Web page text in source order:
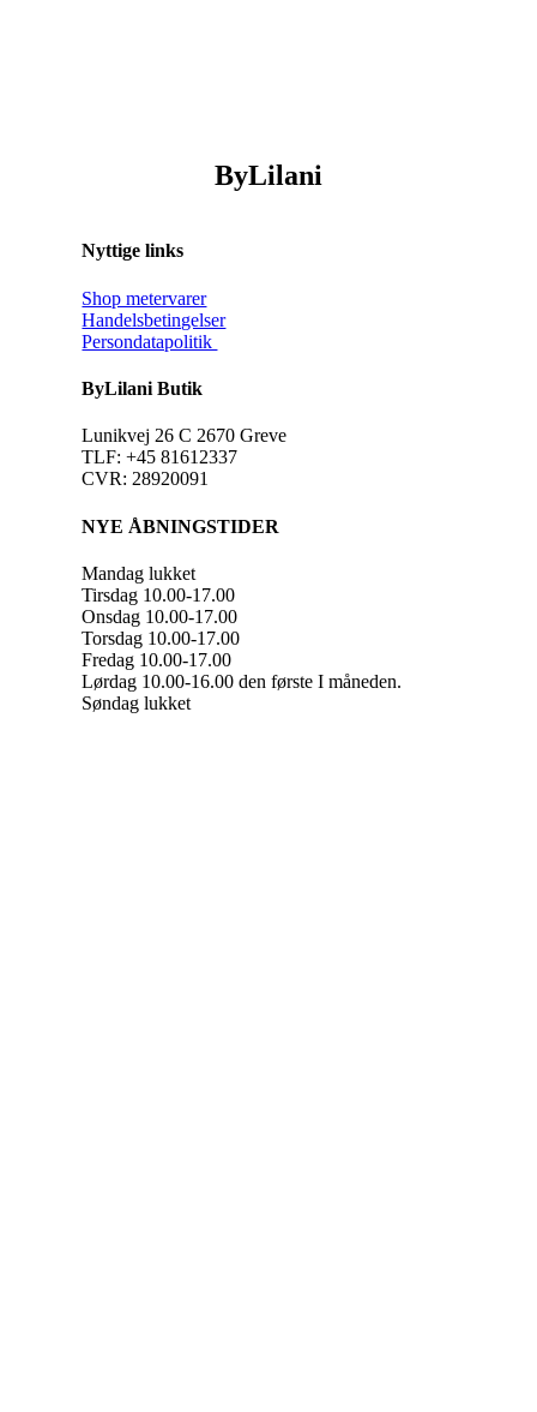
ByLilani
Nyttige links
Shop metervarer
Handelsbetingelser
Persondatapolitik
ByLilani Butik
Lunikvej 26 C 2670 Greve
TLF: +45 81612337
CVR: 28920091
NYE ÅBNINGSTIDER
Mandag lukket
Tirsdag 10.00-17.00
Onsdag 10.00-17.00
Torsdag 10.00-17.00
Fredag 10.00-17.00
Lørdag 10.00-16.00 den første I måneden.
Søndag lukket